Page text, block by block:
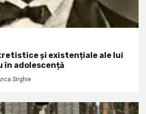
și existențiale ale lui
în adolescență
Sirghie